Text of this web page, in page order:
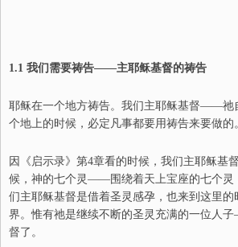
1.1 我们需要祷告——主耶稣基督的祷告
耶稣在一个地方祷告。 我们主耶稣基督——祂
个地上的时候，必定凡事都要用祷告来要做的
因《启示录》第4章看的时候，我们主耶稣基
候，神的七个灵——围绕着天上宝座的七个灵
们主耶稣基督是借着圣灵感孕，也来到这里
界。惟有祂是继续不断的圣灵充满的一位人
督了。